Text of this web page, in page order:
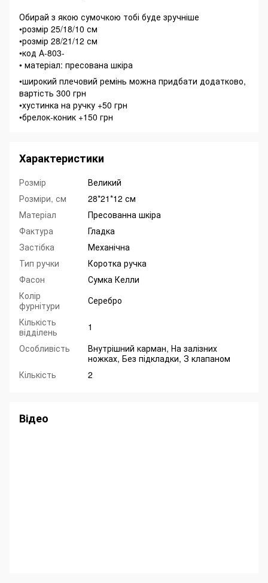
Обирай з якою сумочкою тобі буде зручніше
•розмір 25/18/10 см
•розмір 28/21/12 см
•код А-803-
• матеріал: пресована шкіра
•широкий плечовий ремінь можна придбати додатково,
вартість 300 грн
•хустинка на ручку +50 грн
•брелок-коник +150 грн
Характеристики
Розмір
Великий
Розміри, см
28*21*12 см
Матеріал
Пресованна шкіра
Фактура
Гладка
Застібка
Механічна
Тип ручки
Коротка ручка
Фасон
Сумка Келли
Колір
фурнітури
Серебро
Кількість
відділень
1
Особливість
Внутрішний карман, На залізних
ножках, Без підкладки, З клапаном
Кількість
2
Відео